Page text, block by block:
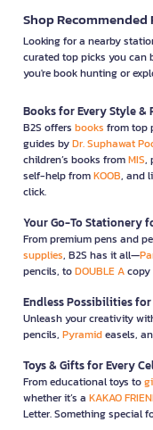
Shop
Looking for a nearby
curated top picks you can
you're book hunting or
Books for Every Style &
B2S offers books from top
guides byDr. Suphawat
children’s books fromMIS,
self-help fromKOOB, and
click.
Your Go-To Stationery
From premium pens and
supplies, B2S has it all—
pencils, toDOUBLE Acopy
Endless Possibilities for
Unleash your creativity
pencils, Pyramideasels,
Toys & Gifts for Every
From educational toys to
whether it’s a KAKAO
Letter. Something special